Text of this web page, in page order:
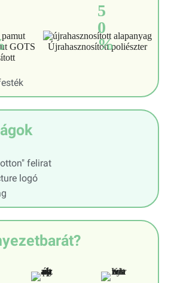
GOTS
5
0
%
Újrahasznosított poliészter
felirat
logó